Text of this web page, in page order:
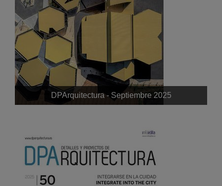
DPArquitectura - Septiembre 2025